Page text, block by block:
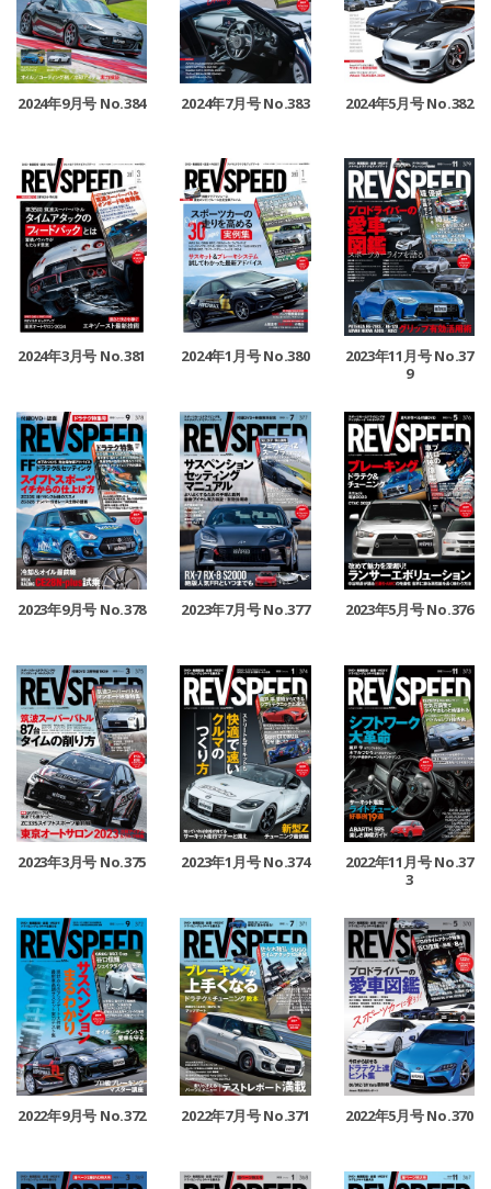
2024年9月号 No.384 2024年7月号 No.383 2024年5月号 No.382
2024年3月号 No.381 2024年1月号 No.380
2023年11月号 No.37
9
2023年9月号 No.378 2023年7月号 No.377 2023年5月号 No.376
2023年3月号 No.375 2023年1月号 No.374
2022年11月号 No.37
3
2022年9月号 No.372 2022年7月号 No.371 2022年5月号 No.370